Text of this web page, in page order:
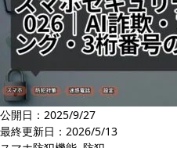
公開日：2025/9/27
最終更新日： 2026/5/13